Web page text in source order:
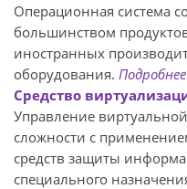
Операционная система
большинством
иностранных
оборудования. Подробнее
Средство
Управление
сложности с
средств защиты
специального